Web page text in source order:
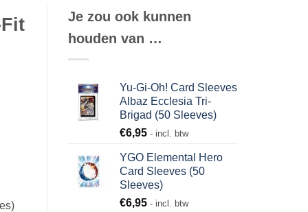
Je zou ook kunnen
houden van …
Yu-Gi-Oh! Card Sleeves
Albaz Ecclesia Tri-
Brigad (50 Sleeves)
€6,95 - incl. btw
YGO Elemental Hero
Card Sleeves (50
Sleeves)
€6,95 - incl. btw